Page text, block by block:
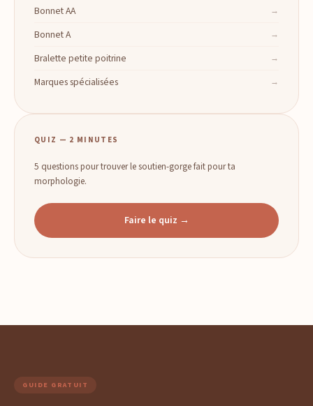
Bonnet AA
Bonnet A
Bralette petite poitrine
Marques spécialisées
QUIZ — 2 MINUTES
5 questions pour trouver le soutien-gorge fait pour ta
morphologie.
Faire le quiz →
GUIDE GRATUIT